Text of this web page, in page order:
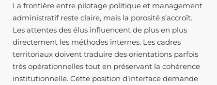
La frontière entre pilotage politique et management
administratif reste claire, mais la porosité s’accroît.
Les attentes des élus influencent de plus en plus
directement les méthodes internes. Les cadres
territoriaux doivent traduire des orientations parfois
très opérationnelles tout en préservant la cohérence
institutionnelle. Cette position d’interface demande